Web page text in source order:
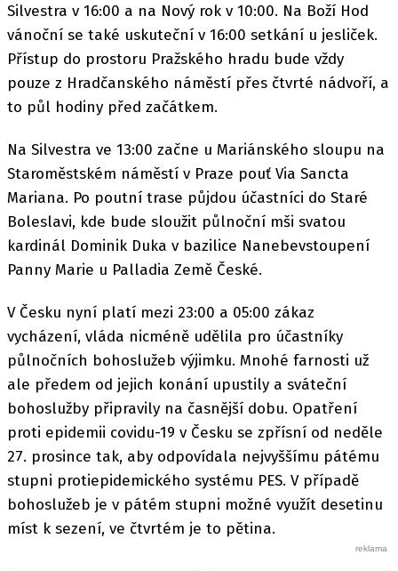
Silvestra v 16:00 a na Nový rok v 10:00. Na Boží Hod
vánoční se také uskuteční v 16:00 setkání u jesliček.
Přístup do prostoru Pražského hradu bude vždy
pouze z Hradčanského náměstí přes čtvrté nádvoří, a
to půl hodiny před začátkem.
Na Silvestra ve 13:00 začne u Mariánského sloupu na
Staroměstském náměstí v Praze pouť Via Sancta
Mariana. Po poutní trase půjdou účastníci do Staré
Boleslavi, kde bude sloužit půlnoční mši svatou
kardinál Dominik Duka v bazilice Nanebevstoupení
Panny Marie u Palladia Země České.
V Česku nyní platí mezi 23:00 a 05:00 zákaz
vycházení, vláda nicméně udělila pro účastníky
půlnočních bohoslužeb výjimku. Mnohé farnosti už
ale předem od jejich konání upustily a sváteční
bohoslužby připravily na časnější dobu. Opatření
proti epidemii covidu-19 v Česku se zpřísní od neděle
27. prosince tak, aby odpovídala nejvyššímu pátému
stupni protiepidemického systému PES. V případě
bohoslužeb je v pátém stupni možné využít desetinu
míst k sezení, ve čtvrtém je to pětina.